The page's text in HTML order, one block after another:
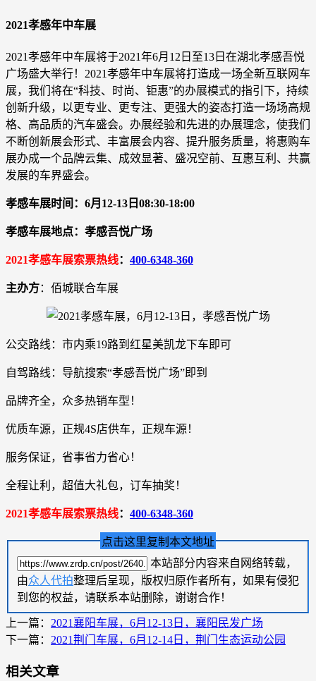
2021孝感年中车展
2021孝感年中车展将于2021年6月12日至13日在湖北孝感吾悦
广场盛大举行！2021孝感年中车展将打造成一场全新互联网车
展，我们将在“科技、时尚、钜惠”的办展模式的指引下，持续
创新升级，以更专业、更专注、更强大的姿态打造一场场高规
格、高品质的汽车盛会。办展经验和先进的办展理念，使我们
不断创新展会形式、丰富展会内容、提升服务质量，将惠购车
展办成一个品牌云集、成效显著、盛况空前、互惠互利、共赢
发展的车界盛会。
孝感车展时间：6月12-13日08:30-18:00
孝感车展地点：孝感吾悦广场
2021孝感车展索票热线： 400-6348-360
主办方：佰城联合车展
公交路线：市内乘19路到红星美凯龙下车即可
自驾路线：导航搜索“孝感吾悦广场”即到
品牌齐全，众多热销车型！
优质车源，正规4S店供车，正规车源！
服务保证，省事省力省心！
全程让利，超值大礼包，订车抽奖！
2021孝感车展索票热线： 400-6348-360
点击这里复制本文地址
本站部分内容来自网络转载，
由众人代拍整理后呈现，版权归原作者所有，如果有侵犯
到您的权益，请联系本站删除，谢谢合作！
上一篇： 2021襄阳车展，6月12-13日，襄阳民发广场
下一篇： 2021荆门车展，6月12-14日，荆门生态运动公园
相关文章